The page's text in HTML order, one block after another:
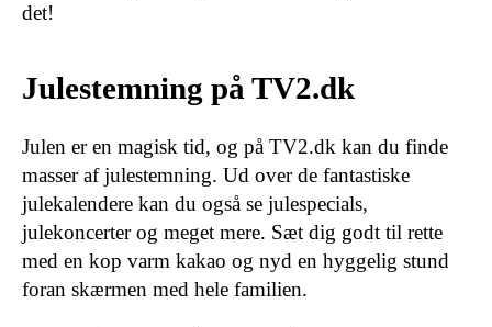
det!
Julestemning på TV2.dk
Julen er en magisk tid, og på TV2.dk kan du finde
masser af julestemning. Ud over de fantastiske
julekalendere kan du også se julespecials,
julekoncerter og meget mere. Sæt dig godt til rette
med en kop varm kakao og nyd en hyggelig stund
foran skærmen med hele familien.